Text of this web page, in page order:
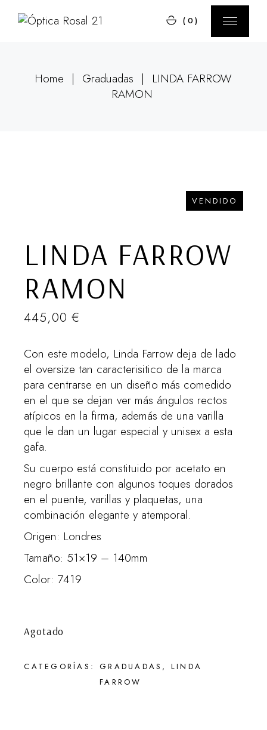
(0)
Home Graduadas
LINDA FARROW
RAMON
VENDIDO
LINDA FARROW
RAMON
445,00 €
Con este modelo, Linda Farrow deja de lado
el oversize tan caracterisitico de la marca
para centrarse en un diseño más comedido
en el que se dejan ver más ángulos rectos
atípicos en la firma, además de una varilla
que le dan un lugar especial y unisex a esta
gafa.
Su cuerpo está constituido por acetato en
negro brillante con algunos toques dorados
en el puente, varillas y plaquetas, una
combinación elegante y atemporal.
Origen: Londres
Tamaño: 51×19 – 140mm
Color: 7419
Agotado
CATEGORÍAS: GRADUADAS , LINDA
FARROW